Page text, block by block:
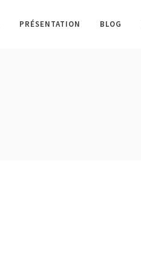
PRÉSENTATION BLOG